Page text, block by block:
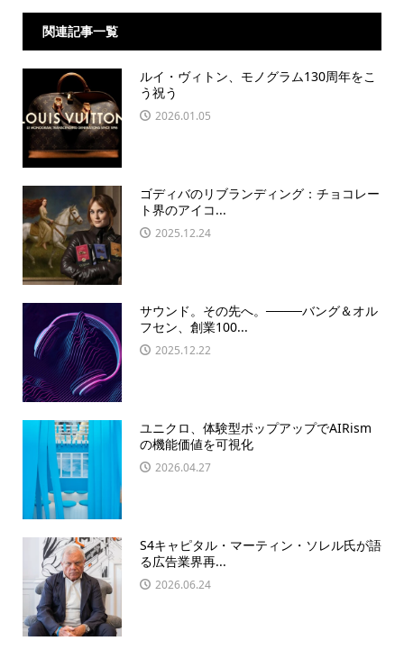
関連記事一覧
ルイ・ヴィトン、モノグラム130周年をこ
う祝う
2026.01.05
ゴディバのリブランディング：チョコレー
ト界のアイコ...
2025.12.24
サウンド。その先へ。────バング＆オル
フセン、創業100...
2025.12.22
ユニクロ、体験型ポップアップでAIRism
の機能価値を可視化
2026.04.27
S4キャピタル・マーティン・ソレル氏が語
る広告業界再...
2026.06.24